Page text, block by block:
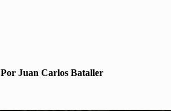
Por Juan Carlos Bataller